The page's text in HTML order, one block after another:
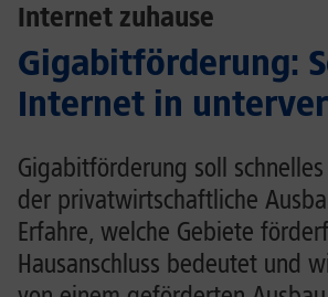
Internet zuhause
Gigabitförderung:
Internet in
Gigabitförderung soll
der privatwirtschaftliche
Erfahre, welche Gebiete
Hausanschluss bedeutet und